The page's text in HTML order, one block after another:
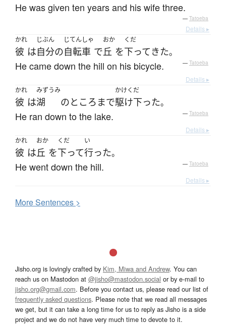
He was given ten years and his wife three.
— Tatoeba
Details ▸
かれ
彼 は
じぶん
自分の
じてんしゃ
自転車 で
おか
丘 を
くだ
下って きた。
He came down the hill on his bicycle. — Tatoeba
Details ▸
かれ
彼 は
みずうみ
湖 のところ まで
かけくだ
駆け下った。
He ran down to the lake. — Tatoeba
Details ▸
かれ
彼 は
おか
丘 を
くだ
下って
い
行った。
He went down the hill. — Tatoeba
Details ▸
MoreSentences >
Jisho.org is lovingly crafted by Kim, Miwa and Andrew. You can
reach us on Mastodon at @jisho@mastodon.social or by e-mail to
jisho.org@gmail.com. Before you contact us, please read our list of
frequently asked questions. Please note that we read all messages
we get, but it can take a long time for us to reply as Jisho is a side
project and we do not have very much time to devote to it.